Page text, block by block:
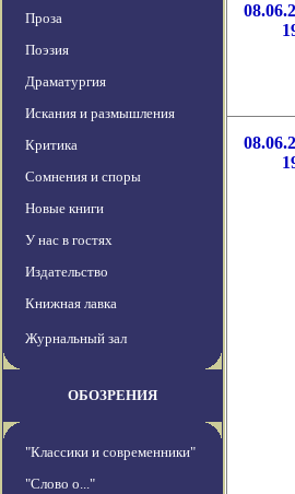
Проза
Поэзия
Драматургия
Искания и размышления
Критика
Сомнения и споры
Новые книги
У нас в гостях
Издательство
Книжная лавка
Журнальный зал
ОБОЗРЕНИЯ
"Классики и современники"
"Слово о..."